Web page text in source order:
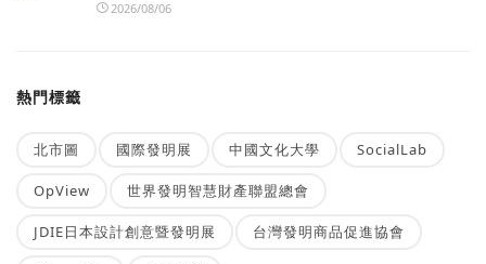
2026/08/06
熱門標籤
北市圖 國際發明展 中國文化大學 SocialLab
OpView 世界發明智慧財產聯盟總會
JDIE日本設計創意暨發明展 台灣發明商品促進協會